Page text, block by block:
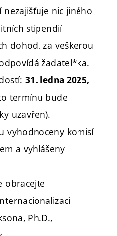
nic jiného
stipendií
dohod, za veškerou
žadatel*ka.
31. ledna 2025,
termínu bude
uzavřen).
vyhodnoceny komisí
a vyhlášeny
obracejte
Ph.D.,